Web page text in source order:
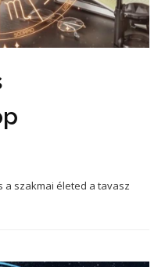
a szakmai életed a tavasz